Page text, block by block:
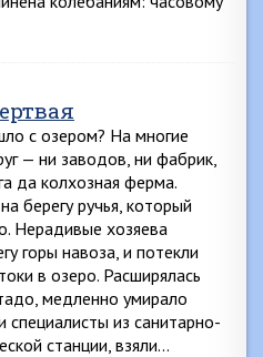
с озером? На многие
— ни заводов, ни фабрик,
да колхозная ферма.
берегу ручья, который
Нерадивые хозяева
горы навоза, и потекли
в озеро. Расширялась
медленно умирало
специалисты из санитарно-
станции, взяли…